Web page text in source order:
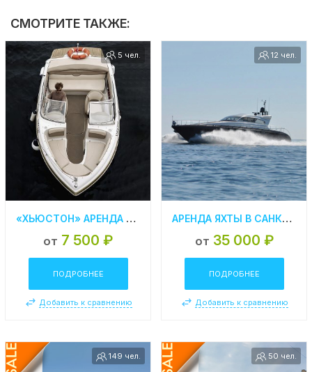
СМОТРИТЕ ТАКЖЕ:
5 чел.
«ХЬЮСТОН» АРЕНДА КАТЕРА В СПБ
от 7 500 ₽
ПОДРОБНЕЕ
Добавить к сравнению
12 чел.
АРЕНДА ЯХТЫ В САНКТ-ПЕТЕРБУРГЕ LEOPARD 23 – М
от 35 000 ₽
ПОДРОБНЕЕ
Добавить к сравнению
149 чел. 50 чел.